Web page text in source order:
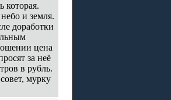
которая.
и земля.
доработки
цена
за неё
в рубль.
мурку